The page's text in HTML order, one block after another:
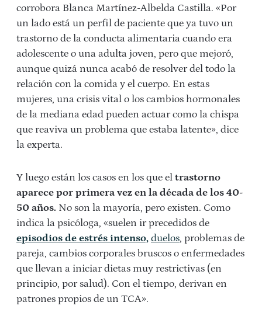
corrobora Blanca Martínez-Albelda Castilla. «Por
un lado está un perfil de paciente que ya tuvo un
trastorno de la conducta alimentaria cuando era
adolescente o una adulta joven, pero que mejoró,
aunque quizá nunca acabó de resolver del todo la
relación con la comida y el cuerpo. En estas
mujeres, una crisis vital o los cambios hormonales
de la mediana edad pueden actuar como la chispa
que reaviva un problema que estaba latente», dice
la experta.
Y luego están los casos en los que el trastorno
aparece por primera vez en la década de los 40-
50 años. No son la mayoría, pero existen. Como
indica la psicóloga, «suelen ir precedidos de
episodios de estrés intenso, duelos, problemas de
pareja, cambios corporales bruscos o enfermedades
que llevan a iniciar dietas muy restrictivas (en
principio, por salud). Con el tiempo, derivan en
patrones propios de un TCA».